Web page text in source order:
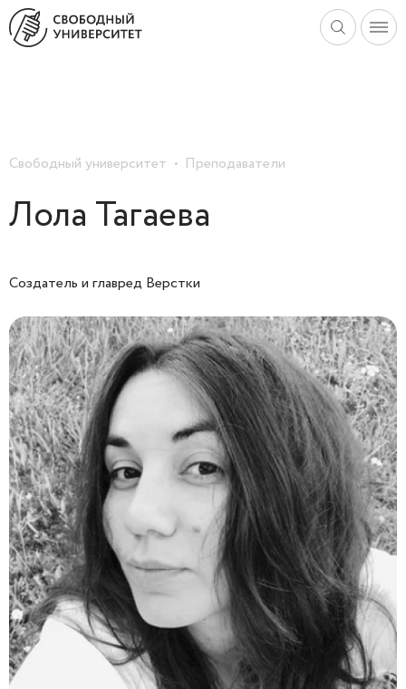
Свободный университет Преподаватели
Лола Тагаева
Создатель и главред Верстки